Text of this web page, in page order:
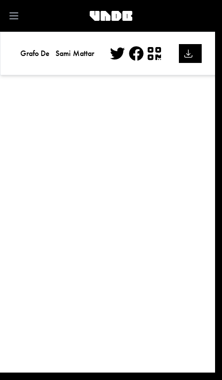
Open main menu
Grafo De Sami Mattar
Facebook